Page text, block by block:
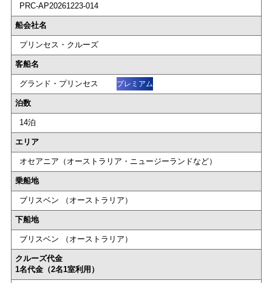
PRC-AP20261223-014
船会社名
プリンセス・クルーズ
客船名
グランド・プリンセス プレミアム
泊数
14泊
エリア
オセアニア（オーストラリア・ニュージーランドなど）
乗船地
ブリスベン （オーストラリア）
下船地
ブリスベン （オーストラリア）
クルーズ代金
1名代金（2名1室利用）